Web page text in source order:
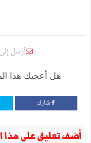
أرسل
هل أعجبك هذا
شارك
أضف تعليق على هذا